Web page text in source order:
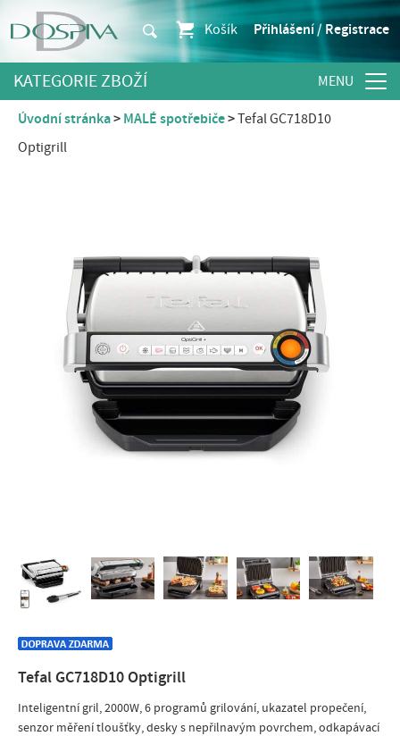
Košík Přihlášení / Registrace
KATEGORIE ZBOŽÍ
Úvodní stránka MALÉ spotřebiče
Tefal GC718D10
Optigrill
Tefal GC718D10 Optigrill
Inteligentní gril, 2000W, 6 programů grilování, ukazatel propečení,
senzor měření tloušťky, desky s nepřilnavým povrchem, odkapávací